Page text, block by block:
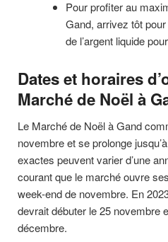
Pour profiter au
Gand, arrivez tôt
de l’argent liquide
Dates et horaires
Marché de Noël à
Le Marché de Noël à Gand
novembre et se prolonge
exactes peuvent varier d’une
courant que le marché ouvre
week-end de novembre. En
devrait débuter le 25 novembre
décembre.